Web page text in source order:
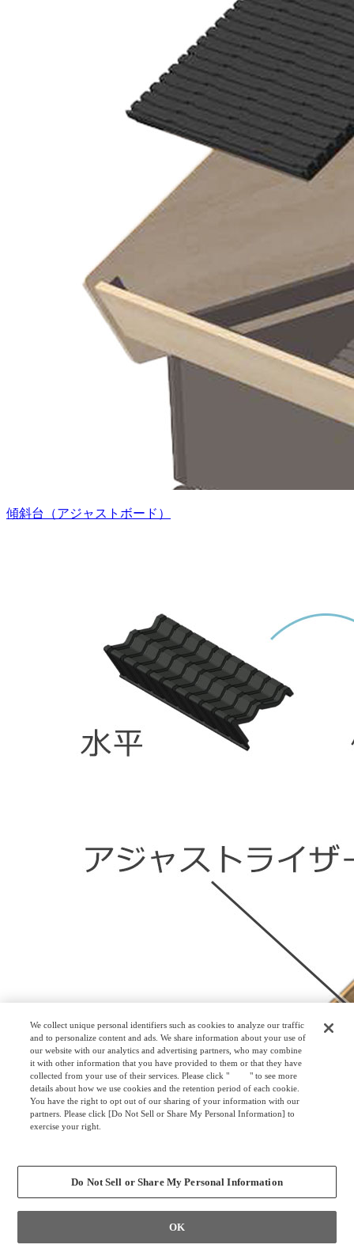
傾斜台（アジャストボード）
We collect unique personal identifiers such as cookies to analyze our traffic
and to personalize content and ads. We share information about your use of
our website with our analytics and advertising partners, who may combine
it with other information that you have provided to them or that they have
collected from your use of their services. Please click "
here" to see more
details about how we use cookies and the retention period of each cookie.
You have the right to opt out of our sharing of your information with our
partners. Please click [Do Not Sell or Share My Personal Information] to
exercise your right.
Do Not Sell or Share My Personal Information
OK